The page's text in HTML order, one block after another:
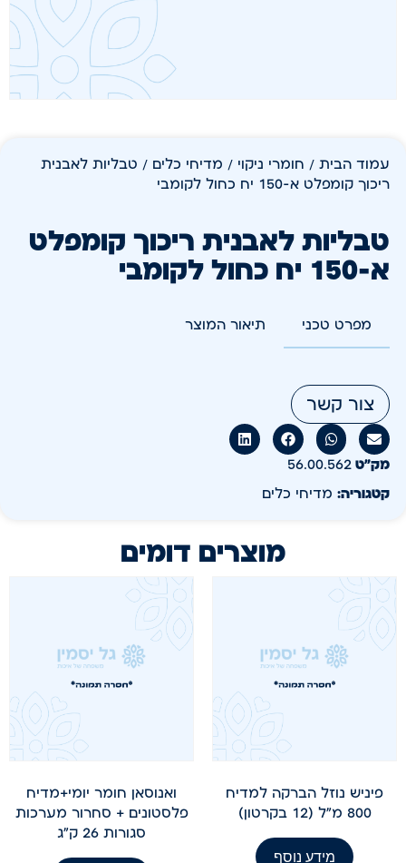
עמוד הבית / חומרי ניקוי / מדיחי כלים / טבליות לאבנית
ריכוך קומפלט א-150 יח כחול לקומבי
טבליות לאבנית ריכוך קומפלט
א-150 יח כחול לקומבי
מפרט טכני תיאור המוצר
צור קשר
מק״ט 56.00.562
קטגוריה: מדיחי כלים
מוצרים דומים
פיניש נוזל הברקה למדיח
800 מ"ל (12 בקרטון)
מידע נוסף
ואנוסאן חומר יומי+מדיח
פלסטונים + סחרור מערכות
סגורות 26 ק"ג